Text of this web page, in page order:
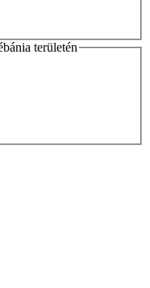
területén